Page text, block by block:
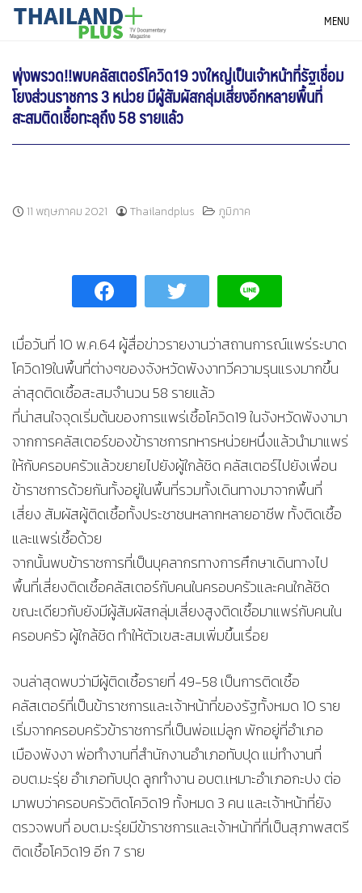
SkipTHAILANDPLUS NEWS MENU
พุ่งพรวด!!พบคลัสเตอร์โควิด19 วงใหญ่เป็นเจ้าหน้าที่รัฐเชื่อม
โยงส่วนราชการ 3 หน่วย มีผู้สัมผัสกลุ่มเสี่ยงอีกหลายพื้นที่
สะสมติดเชื้อทะลุถึง 58 รายแล้ว
11 พฤษภาคม 2021 Thailandplus ภูมิภาค
เมื่อวันที่ 10 พ.ค.64 ผู้สื่อข่าวรายงานว่าสถานการณ์แพร่ระบาด
โควิด19ในพื้นที่ต่างๆของจังหวัดพังงาทวีความรุนแรงมากขึ้น
ล่าสุดติดเชื้อสะสมจำนวน 58 รายแล้ว
ที่น่าสนใจจุดเริ่มต้นของการแพร่เชื้อโควิด19 ในจังหวัดพังงามา
จากการคลัสเตอร์ของข้าราชการทหารหน่วยหนึ่งแล้วนำมาแพร่
ให้กับครอบครัวแล้วขยายไปยังผู้ใกล้ชิด คลัสเตอร์ไปยังเพื่อน
ข้าราชการด้วยกันทั้งอยู่ในพื้นที่รวมทั้งเดินทางมาจากพื้นที่
เสี่ยง สัมผัสผู้ติดเชื้อทั้งประชาชนหลากหลายอาชีพ ทั้งติดเชื้อ
และแพร่เชื้อด้วย
จากนั้นพบข้าราชการที่เป็นบุคลากรทางการศึกษาเดินทางไป
พื้นที่เสี่ยงติดเชื้อคลัสเตอร์กับคนในครอบครัวและคนใกล้ชิด
ขณะเดียวกับยังมีผู้สัมผัสกลุ่มเสี่ยงสูงติดเชื้อมาแพร่กับคนใน
ครอบครัว ผู้ใกล้ชิด ทำให้ตัวเขสะสมเพิ่มขึ้นเรื่อย
จนล่าสุดพบว่ามีผู้ติดเชื้อรายที่ 49-58 เป็นการติดเชื้อ
คลัสเตอร์ที่เป็นข้าราชการและเจ้าหน้าที่ของรัฐทั้งหมด 10 ราย
เริ่มจากครอบครัวข้าราชการที่เป็นพ่อแม่ลูก พักอยู่ที่อำเภอ
เมืองพังงา พ่อทำงานที่สำนักงานอำเภอทับปุด แม่ทำงานที่
อบต.มะรุ่ย อำเภอทับปุด ลูกทำงาน อบต.เหมาะอำเภอกะปง ต่อ
มาพบว่าครอบครัวติดโควิด19 ทั้งหมด 3 คน และเจ้าหน้าที่ยัง
ตรวจพบที่ อบต.มะรุ่ยมีข้าราชการและเจ้าหน้าที่ที่เป็นสุภาพสตรี
ติดเชื้อโควิด19 อีก 7 ราย